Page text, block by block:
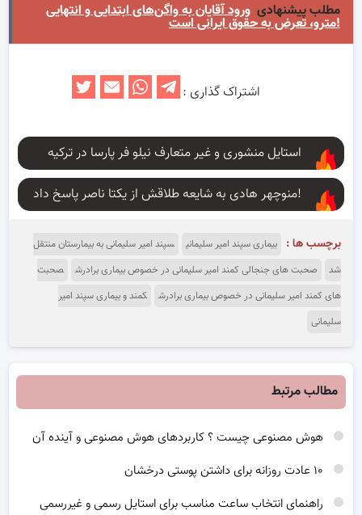
مطلب پیشنهادی ورود آقایان به واگن‌های ابتدایی و انتهایی
مترو، تعرض به حقوق ایرانی است!
اشتراک گذاری :
استایل منشوری و غیر متعارف نیلو فر پارسا در ترکیه
منوچهر هادی به شایعه طلاقش از یکتا ناصر پاسخ داد!
برچسب ها : بیماری سپند امیر سلیمانی
سپند امیر سلیمانی به بیمارستان منتقل
شد
صحبت های جنجالی کمند امیر سلیمانی در خصوص بیماری برادرش
صحبت
های کمند امیر سلیمانی در خصوص بیماری برادرش
کمند و بیماری سپند امیر
سلیمانی
مطالب مرتبط
هوش مصنوعی چیست ؟ کاربردهای هوش مصنوعی و آینده آن
راهنمای انتخاب ساعت مناسب برای استایل رسمی و غیررسمی